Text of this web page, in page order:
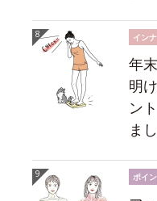
イン
年
明
ン
ま
ポイ